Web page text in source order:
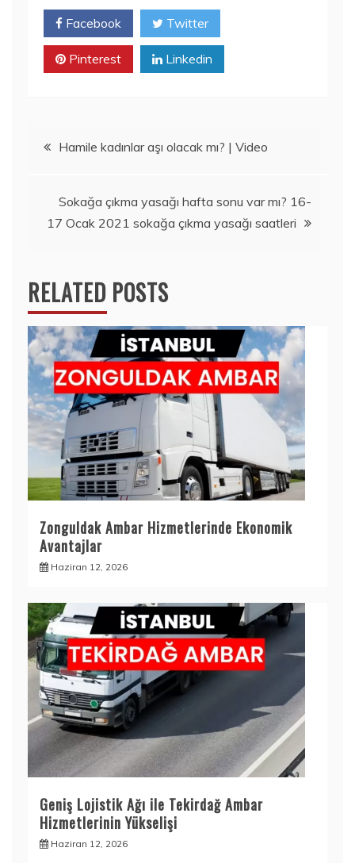
Facebook Twitter
Pinterest Linkedin
YazıHamile kadınlar aşı olacak mı? | Video
Sokağa çıkma yasağı hafta sonu var mı? 16-
17 Ocak 2021 sokağa çıkma yasağı saatleri
RELATED POSTS
Zonguldak Ambar Hizmetlerinde Ekonomik
Avantajlar
Haziran 12, 2026
Geniş Lojistik Ağı ile Tekirdağ Ambar
Hizmetlerinin Yükselişi
Haziran 12, 2026